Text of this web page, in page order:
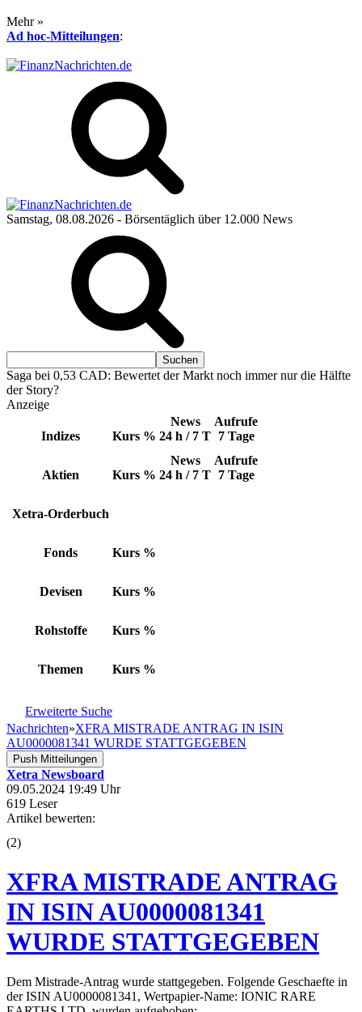
Mehr »
Ad hoc-Mitteilungen:
Samstag, 08.08.2026 - Börsentäglich über 12.000 News
Saga bei 0,53 CAD: Bewertet der Markt noch immer nur die Hälfte
der Story?
Anzeige
Indizes Kurs %
News
24 h / 7 T
Aufrufe
7 Tage
Aktien Kurs %
News
24 h / 7 T
Aufrufe
7 Tage
Xetra-Orderbuch
Fonds Kurs %
Devisen Kurs %
Rohstoffe Kurs %
Themen Kurs %
Erweiterte Suche
Nachrichten»XFRA MISTRADE ANTRAG IN ISIN
AU0000081341 WURDE STATTGEGEBEN
Push Mitteilungen
Xetra Newsboard
09.05.2024 19:49 Uhr
619 Leser
Artikel bewerten:
(2)
XFRA MISTRADE ANTRAG
IN ISIN AU0000081341
WURDE STATTGEGEBEN
Dem Mistrade-Antrag wurde stattgegeben. Folgende Geschaefte in
der ISIN AU0000081341, Wertpapier-Name: IONIC RARE